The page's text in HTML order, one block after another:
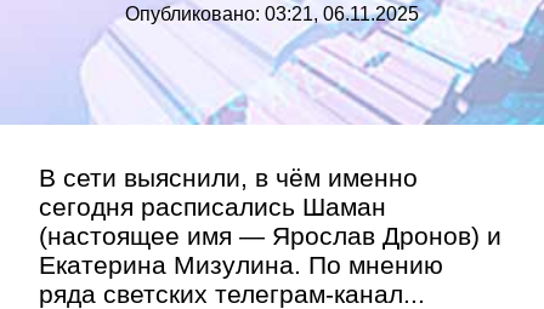
Опубликовано: 03:21, 06.11.2025
В сети выяснили, в чём именно
сегодня расписались Шаман
(настоящее имя — Ярослав Дронов) и
Екатерина Мизулина. По мнению
ряда светских телеграм-канал...
Контакт»